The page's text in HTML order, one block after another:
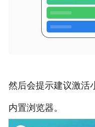
然后会提示建议激活
内置浏览器。